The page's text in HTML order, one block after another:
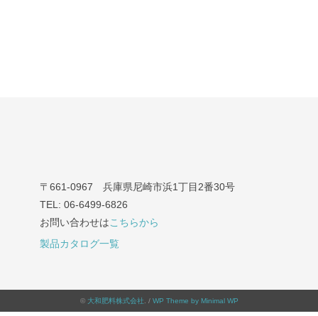
〒661-0967 兵庫県尼崎市浜1丁目2番30号
TEL: 06-6499-6826
お問い合わせはこちらから
製品カタログ一覧
© 大和肥料株式会社 . / WP Theme by Minimal WP